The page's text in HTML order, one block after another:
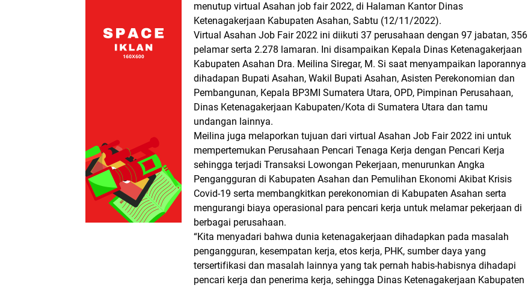
menutup virtual Asahan job fair 2022, di Halaman Kantor Dinas
Ketenagakerjaan Kabupaten Asahan, Sabtu (12/11/2022).
Virtual Asahan Job Fair 2022 ini diikuti 37 perusahaan dengan 97 jabatan, 356
pelamar serta 2.278 lamaran. Ini disampaikan Kepala Dinas Ketenagakerjaan
Kabupaten Asahan Dra. Meilina Siregar, M. Si saat menyampaikan laporannya
dihadapan Bupati Asahan, Wakil Bupati Asahan, Asisten Perekonomian dan
Pembangunan, Kepala BP3MI Sumatera Utara, OPD, Pimpinan Perusahaan,
Dinas Ketenagakerjaan Kabupaten/Kota di Sumatera Utara dan tamu
undangan lainnya.
Meilina juga melaporkan tujuan dari virtual Asahan Job Fair 2022 ini untuk
mempertemukan Perusahaan Pencari Tenaga Kerja dengan Pencari Kerja
sehingga terjadi Transaksi Lowongan Pekerjaan, menurunkan Angka
Pengangguran di Kabupaten Asahan dan Pemulihan Ekonomi Akibat Krisis
Covid-19 serta membangkitkan perekonomian di Kabupaten Asahan serta
mengurangi biaya operasional para pencari kerja untuk melamar pekerjaan di
berbagai perusahaan.
“Kita menyadari bahwa dunia ketenagakerjaan dihadapkan pada masalah
pengangguran, kesempatan kerja, etos kerja, PHK, sumber daya yang
tersertifikasi dan masalah lainnya yang tak pernah habis-habisnya dihadapi
pencari kerja dan penerima kerja, sehingga Dinas Ketenagakerjaan Kabupaten